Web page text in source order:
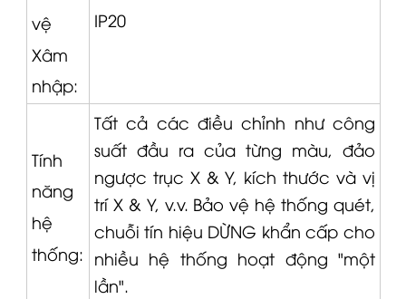
vệ
Xâm
nhập:
IP20
Tính
năng
hệ
thống:
Tất cả các điều chỉnh như công
suất đầu ra của từng màu, đảo
ngược trục X & Y, kích thước và vị
trí X & Y, v.v. Bảo vệ hệ thống quét,
chuỗi tín hiệu DỪNG khẩn cấp cho
nhiều hệ thống hoạt động "một
lần".